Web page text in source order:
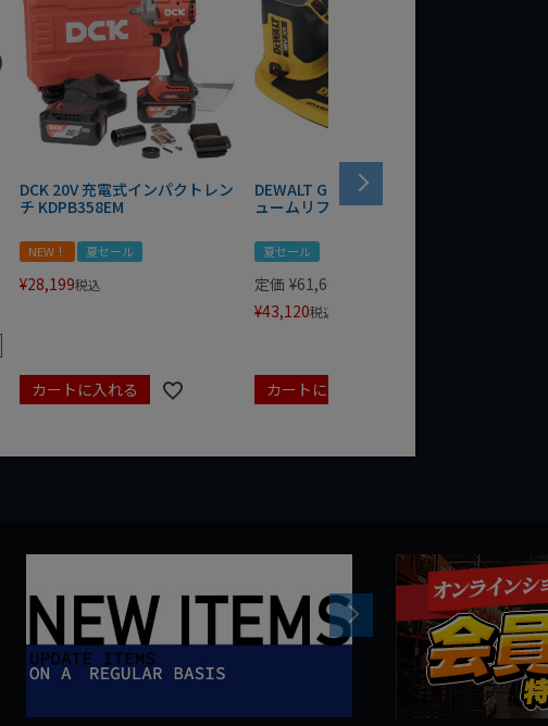
DCK 20V 充電式インパクトレン
チ KDPB358EM
NEW！ 夏セール
¥28,199税込
カートに入れる
DEWALT GRABO 18V電動バキ
ュームリフター DCE590N-XJ
夏セール
定価 ¥61,600
¥43,120税込
カートに入れる
Next